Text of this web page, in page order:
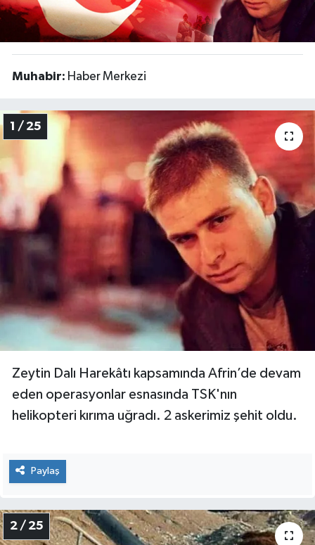
Muhabir: Haber Merkezi
1 / 25
Zeytin Dalı Harekâtı kapsamında Afrin’de devam
eden operasyonlar esnasında TSK'nın
helikopteri kırıma uğradı. 2 askerimiz şehit oldu.
Paylaş
2 / 25
İLÇELER
RESMİ İLANLAR
KÜLTÜR
TURİZM
MAGAZİN
VEFAT
BİLİM&TEKNOLOJİ
BÖLGE
TÜRKİYE
DÜNYA